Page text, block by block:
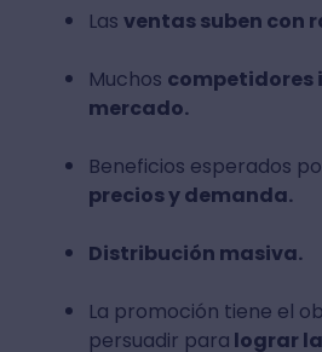
Las ventas suben con
Muchos competidores
mercado.
Beneficios esperados
precios y demanda.
Distribución masiva.
La promoción tiene el
persuadir para lograr